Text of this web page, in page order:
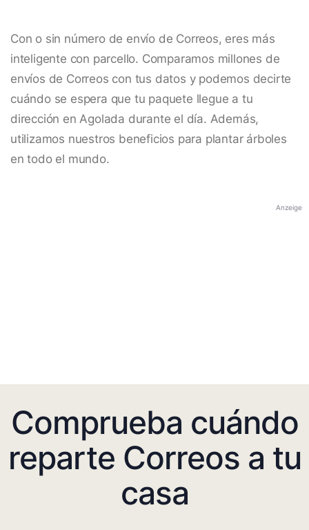
Con o sin número de envío de Correos, eres más
inteligente con parcello. Comparamos millones de
envíos de Correos con tus datos y podemos decirte
cuándo se espera que tu paquete llegue a tu
dirección en Agolada durante el día. Además,
utilizamos nuestros beneficios para plantar árboles
en todo el mundo.
Anzeige
Comprueba cuándo
reparte Correos a tu
casa